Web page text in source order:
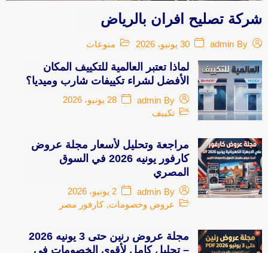
شركة تصليح افران بالرياض
By
admin 30 يونيو، 2026 منوعات
لماذا تعتبر العالمية للتكييف المكان
الأفضل لشراء تكييفات شارب وميديا؟
By
admin
28 يونيو، 2026
تكييف
مراجعة وتحليل لأسعار مجلة عروض
كارفور يونيه 2026 في السوق
المصري
By
admin
2 يونيو، 2026
عروض وخصومات, كارفور مصر
مجلة عروض رنين حتى 3 يونيه 2026
– تحليل كامل لأقوى الخصومات في